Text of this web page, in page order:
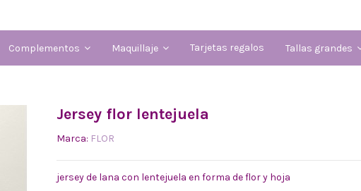
Complementos Maquillaje Tarjetas regalos Tallas grandes
Jersey flor lentejuela
Marca: FLOR
jersey de lana con lentejuela en forma de flor y hoja